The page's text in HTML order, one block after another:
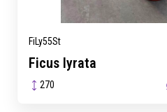
FiLy55St
Ficus lyrata
270